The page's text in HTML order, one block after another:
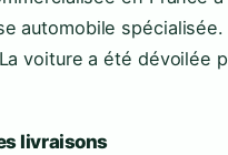
automobile
voiture a été dévoilée
livraisons